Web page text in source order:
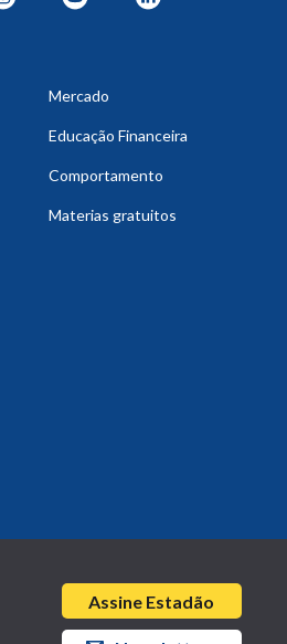
Mercado
Educação Financeira
Comportamento
Materias gratuitos
Assine Estadão